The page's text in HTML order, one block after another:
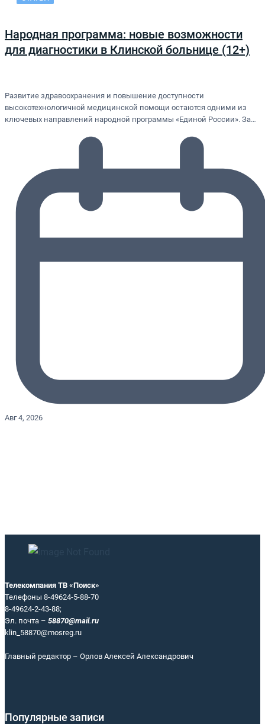
Народная программа: новые возможности
для диагностики в Клинской больнице (12+)
Развитие здравоохранения и повышение доступности
высокотехнологичной медицинской помощи остаются одними из
ключевых направлений народной программы «Единой России». За…
Авг 4, 2026
Телекомпания ТВ «Поиск»
Телефоны 8-49624-5-88-70
8-49624-2-43-88;
Эл. почта – 58870@mail.ru
klin_58870@mosreg.ru
Главный редактор – Орлов Алексей Александрович
Популярные записи